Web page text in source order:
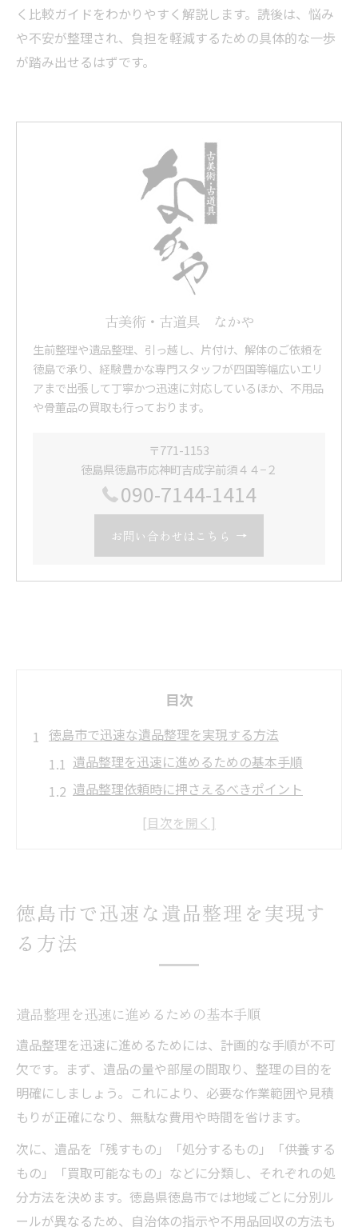
く比較ガイドをわかりやすく解説します。読後は、悩み
や不安が整理され、負担を軽減するための具体的な一歩
が踏み出せるはずです。
古美術・古道具 なかや
生前整理や遺品整理、引っ越し、片付け、解体のご依頼を
徳島で承り、経験豊かな専門スタッフが四国等幅広いエリ
アまで出張して丁寧かつ迅速に対応しているほか、不用品
や骨董品の買取も行っております。
〒771-1153
徳島県徳島市応神町吉成字前須４４−２
090-7144-1414
お問い合わせはこちら
目次
徳島市で迅速な遺品整理を実現する方法
遺品整理を迅速に進めるための基本手順
遺品整理依頼時に押さえるべきポイント
遺品整理業者の対応力と迅速性に注目
ト
遺品整理の費用相場とその内訳を解説
安心できる遺品整理業者の見極め方
遺品整理でよくある費用トラブルの回避策
遺品整理業者を選ぶ決め手とは徳島市編
遺品整理業者選びで重視すべきサービス内
徳島市で人気の遺品整理加盟店の特徴
遺品整理依頼時の査定・買取りのポイント
遺品整理業者の比較で見る信頼性の判断基
徳島市で迅速な遺品整理を実現す
る方法
遺品整理を迅速に進めるための基本手順
遺品整理を迅速に進めるためには、計画的な手順が不可
欠です。まず、遺品の量や部屋の間取り、整理の目的を
明確にしましょう。これにより、必要な作業範囲や見積
もりが正確になり、無駄な費用や時間を省けます。
次に、遺品を「残すもの」「処分するもの」「供養する
もの」「買取可能なもの」などに分類し、それぞれの処
分方法を決めます。徳島県徳島市では地域ごとに分別ル
ールが異なるため、自治体の指示や不用品回収の方法も